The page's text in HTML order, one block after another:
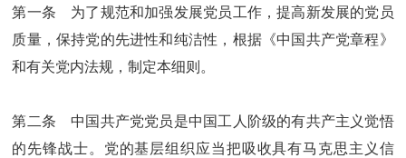
第一条 为了规范和加强发展党员工作，提高新发展的党员
质量，保持党的先进性和纯洁性，根据《中国共产党章程》
和有关党内法规，制定本细则。
第二条 中国共产党党员是中国工人阶级的有共产主义觉悟
的先锋战士。党的基层组织应当把吸收具有马克思主义信